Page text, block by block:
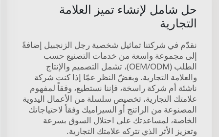
حل شامل لإنشاء تميز العلامة
التجارية
نقدّم في شركتنا تماثيل شخصية رجل الزنجبيل إضافةً
إلى مجموعة واسعة من خدمات التصنيع حسب
الطلب (OEM/ODM)، تشمل التصميم والإنتاج
والعلامة التجارية. وبغضّ النظر عمّا إذا كنت شركة
ناشئة أم شركة راسخة، فإننا نستطيع، وفقاً لمفهوم
علامتك التجارية، تخصيص سلسلة من الأعمال اليدوية
المصنوعة من الراتنج أو السيراميك وفقاً لاحتياجاتك
الخاصة، لمساعدتك على احتلال السوق بسرعة
وتعزيز الأثر الذي تتركه علامتك التجارية.